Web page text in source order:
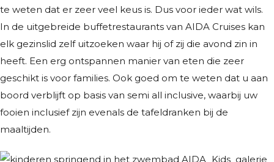
te weten dat er zeer veel keus is. Dus voor ieder wat wils.
In de uitgebreide buffetrestaurants van AIDA Cruises kan
elk gezinslid zelf uitzoeken waar hij of zij die avond zin in
heeft. Een erg ontspannen manier van eten die zeer
geschikt is voor families. Ook goed om te weten dat u aan
boord verblijft op basis van semi all inclusive, waarbij uw
fooien inclusief zijn evenals de tafeldranken bij de
maaltijden.